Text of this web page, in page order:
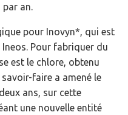
an.
pour Inovyn*, qui est
Pour fabriquer du
est le chlore, obtenu
savoir-faire a amené le
ans, sur cette
une nouvelle entité